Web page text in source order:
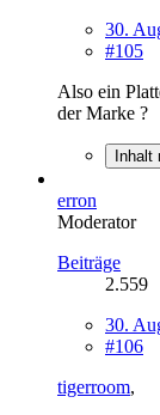
30.
#105
Also ein
der Marke ?
Inhalt
erron
Moderator
Beiträge
2.559
30.
#106
tigerroom,